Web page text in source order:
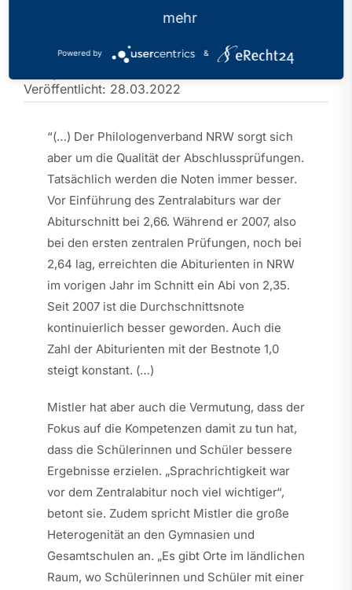
schlauer oder die
Prüfungen einfacher?
Veröffentlicht: 28.03.2022
“(…) Der Philologenverband NRW sorgt sich
aber um die Qualität der Abschlussprüfungen.
Tatsächlich werden die Noten immer besser.
Vor Einführung des Zentralabiturs war der
Abiturschnitt bei 2,66. Während er 2007, also
bei den ersten zentralen Prüfungen, noch bei
2,64 lag, erreichten die Abiturienten in NRW
im vorigen Jahr im Schnitt ein Abi von 2,35.
Seit 2007 ist die Durchschnittsnote
kontinuierlich besser geworden. Auch die
Zahl der Abiturienten mit der Bestnote 1,0
steigt konstant. (…)
Mistler hat aber auch die Vermutung, dass der
Fokus auf die Kompetenzen damit zu tun hat,
dass die Schülerinnen und Schüler bessere
Ergebnisse erzielen. „Sprachrichtigkeit war
vor dem Zentralabitur noch viel wichtiger“,
betont sie. Zudem spricht Mistler die große
Heterogenität an den Gymnasien und
Gesamtschulen an. „Es gibt Orte im ländlichen
Raum, wo Schülerinnen und Schüler mit einer
mehr
Powered by &